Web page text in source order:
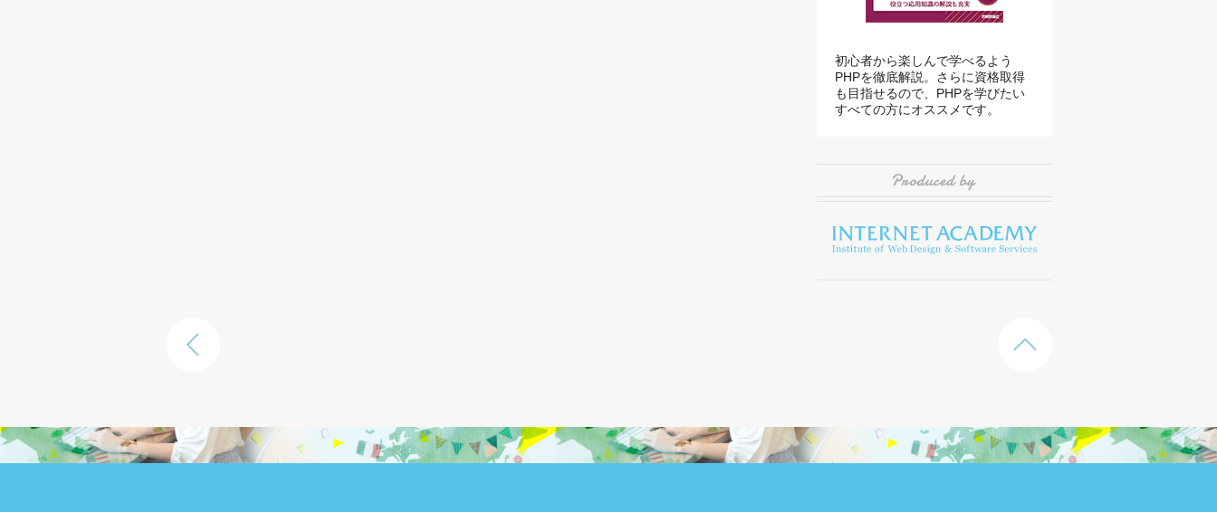
初心者から楽しんで学べるよう
PHPを徹底解説。さらに資格取得
も目指せるので、PHPを学びたい
すべての方にオススメです。